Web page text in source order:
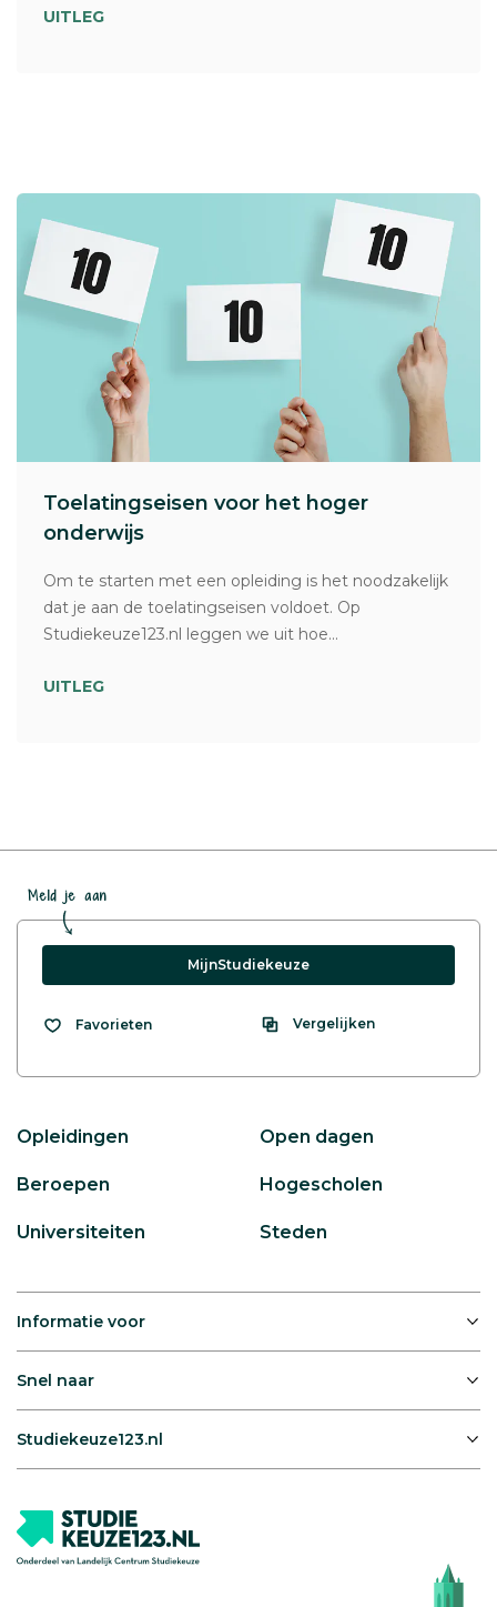
UITLEG
Toelatingseisen voor het hoger
onderwijs
Om te starten met een opleiding is het noodzakelijk
dat je aan de toelatingseisen voldoet. Op
Studiekeuze123.nl leggen we uit hoe...
UITLEG
Meld je aan
MijnStudiekeuze
Favorieten Vergelijken
Opleidingen Open dagen
Beroepen Hogescholen
Universiteiten Steden
Informatie voor
Snel naar
Studiekeuze123.nl